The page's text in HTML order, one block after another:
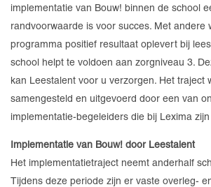
implementatie van Bouw! binnen de school
randvoorwaarde is voor succes. Met andere
programma positief resultaat oplevert bij
school helpt te voldoen aan zorgniveau 3.
kan Leestalent voor u verzorgen. Het traject
samengesteld en uitgevoerd door een van
implementatie-begeleiders die bij Lexima
Implementatie van Bouw! door Leestalent
Het implementatietraject neemt anderhalf
Tijdens deze periode zijn er vaste overleg-